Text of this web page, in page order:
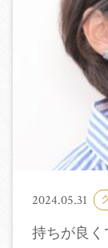
2024.05.31
持ちが良